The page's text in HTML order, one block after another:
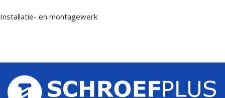
Installatie- en montagewerk